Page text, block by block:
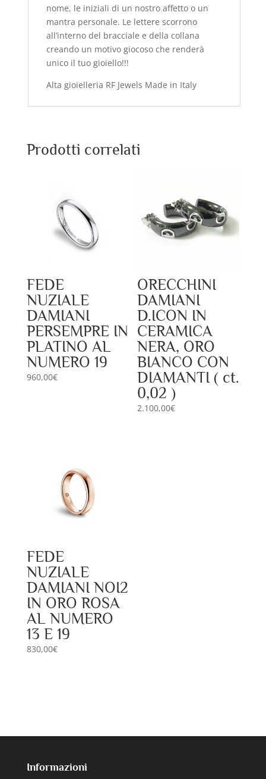
nome, le iniziali di un nostro affetto o un
mantra personale. Le lettere scorrono
all’interno del bracciale e della collana
creando un motivo giocoso che renderà
unico il tuo gioiello!!!
Alta gioielleria RF Jewels Made in Italy
Prodotti correlati
FEDE
NUZIALE
DAMIANI
PERSEMPRE IN
PLATINO AL
NUMERO 19
960,00€
ORECCHINI
DAMIANI
D.ICON IN
CERAMICA
NERA, ORO
BIANCO CON
DIAMANTI ( ct.
0,02 )
2.100,00€
FEDE
NUZIALE
DAMIANI NOI2
IN ORO ROSA
AL NUMERO
13 E 19
830,00€
Informazioni